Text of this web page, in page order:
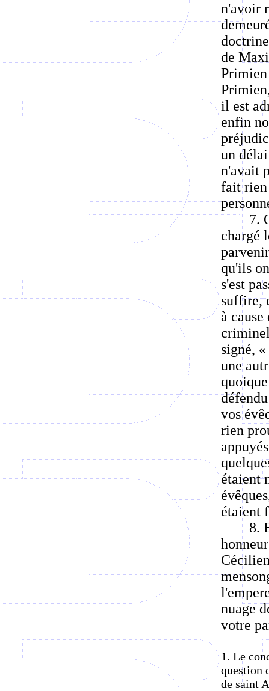
n'avoir
de
il est
enfin
un
n'avait
fait rien
7.
chargé
qu'ils
s'est
suffire,
à
signé,
une
vos
rien
étaient
étaient
8.
nuage
votre
1. Le
question
de saint